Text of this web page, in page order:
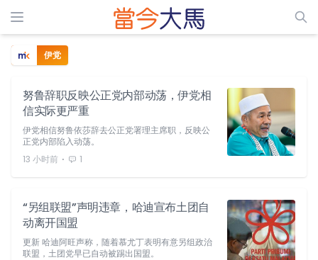
伊党
努鲁辞职反映公正党内部动荡，伊党相
信实际更严重
伊党相信努鲁依莎辞去公正党署理主席职，反映公
正党内部陷入动荡。
13 小时前 ⋅ 1
“另组联盟”声明违章，哈迪宣布土团自
动离开国盟
更新 哈迪阿旺声称，随着慕尤丁表明有意另组政治
联盟，土团党早已自动被踢出国盟。